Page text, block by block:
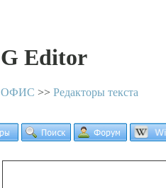
G Editor
ОФИС >> Редакторы текста